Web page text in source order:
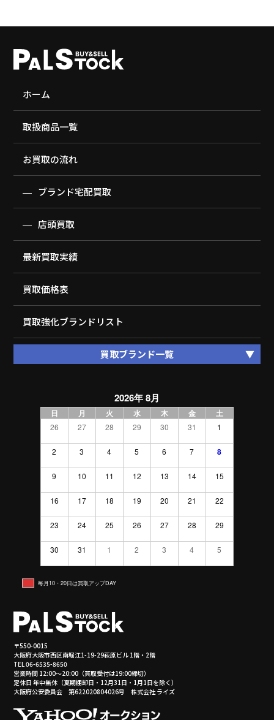
ホーム
取扱商品一覧
お買取の流れ
ブランド宅配買取
店頭買取
最新買取実績
買取価格表
買取強化ブランドリスト
買取ブランド一覧
2026年 8月
日 月 火 水 木 金 土
26 27 28 29 30 31 1
2 3 4 5 6 7 8
9 10 11 12 13 14 15
16 17 18 19 20 21 22
23 24 25 26 27 28 29
30 31 1 2 3 4 5
毎月10・20日は買取アップDAY
〒550-0015
大阪府大阪市西区南堀江1-19-29萩原ビル 1階・2階
TEL 06-6535-8650
営業時間 12:00～20:00（買取受付は19:00締切）
定休日 年中無休（夏期棚卸日・12月31日・1月1日を除く）
大阪府公安委員会 第622020804026号 株式会社 ライズ